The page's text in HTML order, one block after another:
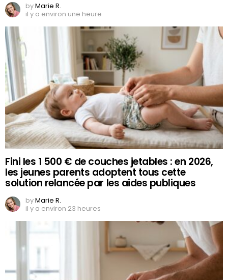
byMarie R.
il y a environ une heure
Fini les 1 500 € de couches jetables : en 2026,
les jeunes parents adoptent tous cette
solution relancée par les aides publiques
byMarie R.
il y a environ 23 heures